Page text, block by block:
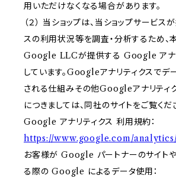
用いただけなくなる場合があります。
（２） 当ショップは、当ショップサービ
スの利用状況等を調査・分析するため、
Google LLCが提供する Google アナ
しています。Googleアナリティクスでデ
される仕組みその他Googleアナリティ
につきましては、同社のサイトをご覧くだ
Google アナリティクス 利用規約：
https://www.google.com/
お客様が Google パートナーのサイト
る際の Google によるデータ使用：